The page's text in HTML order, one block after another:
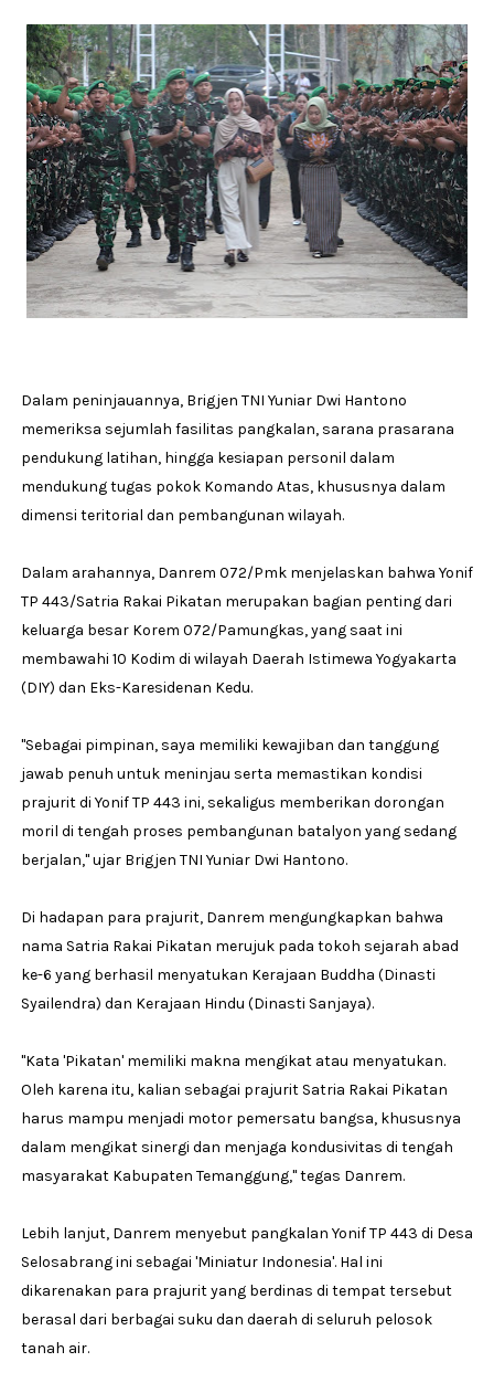
Dalam peninjauannya, Brigjen TNI Yuniar Dwi Hantono
memeriksa sejumlah fasilitas pangkalan, sarana prasarana
pendukung latihan, hingga kesiapan personil dalam
mendukung tugas pokok Komando Atas, khususnya dalam
dimensi teritorial dan pembangunan wilayah.
Dalam arahannya, Danrem 072/Pmk menjelaskan bahwa Yonif
TP 443/Satria Rakai Pikatan merupakan bagian penting dari
keluarga besar Korem 072/Pamungkas, yang saat ini
membawahi 10 Kodim di wilayah Daerah Istimewa Yogyakarta
(DIY) dan Eks-Karesidenan Kedu.
"Sebagai pimpinan, saya memiliki kewajiban dan tanggung
jawab penuh untuk meninjau serta memastikan kondisi
prajurit di Yonif TP 443 ini, sekaligus memberikan dorongan
moril di tengah proses pembangunan batalyon yang sedang
berjalan," ujar Brigjen TNI Yuniar Dwi Hantono.
Di hadapan para prajurit, Danrem mengungkapkan bahwa
nama Satria Rakai Pikatan merujuk pada tokoh sejarah abad
ke-6 yang berhasil menyatukan Kerajaan Buddha (Dinasti
Syailendra) dan Kerajaan Hindu (Dinasti Sanjaya).
"Kata 'Pikatan' memiliki makna mengikat atau menyatukan.
Oleh karena itu, kalian sebagai prajurit Satria Rakai Pikatan
harus mampu menjadi motor pemersatu bangsa, khususnya
dalam mengikat sinergi dan menjaga kondusivitas di tengah
masyarakat Kabupaten Temanggung," tegas Danrem.
Lebih lanjut, Danrem menyebut pangkalan Yonif TP 443 di Desa
Selosabrang ini sebagai 'Miniatur Indonesia'. Hal ini
dikarenakan para prajurit yang berdinas di tempat tersebut
berasal dari berbagai suku dan daerah di seluruh pelosok
tanah air.